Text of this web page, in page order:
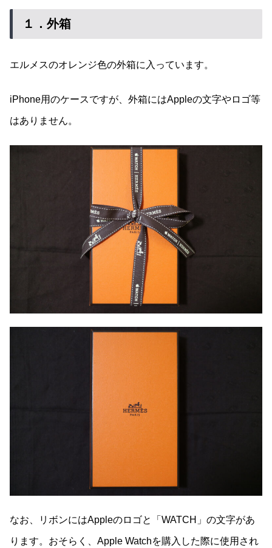
１．外箱
エルメスのオレンジ色の外箱に入っています。
iPhone用のケースですが、外箱にはAppleの文字やロゴ等
はありません。
なお、リボンにはAppleのロゴと「WATCH」の文字があ
ります。おそらく、Apple Watchを購入した際に使用され